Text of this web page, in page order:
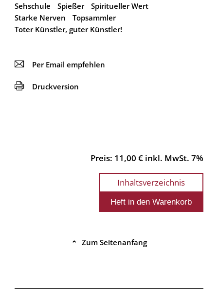
Sehschule
Spießer
Spiritueller Wert
Starke Nerven
Topsammler
Toter Künstler, guter Künstler!
📧 Per Email empfehlen
🖨 Druckversion
Preis: 11,00 € inkl. MwSt. 7%
Inhaltsverzeichnis
⌃ Zum Seitenanfang